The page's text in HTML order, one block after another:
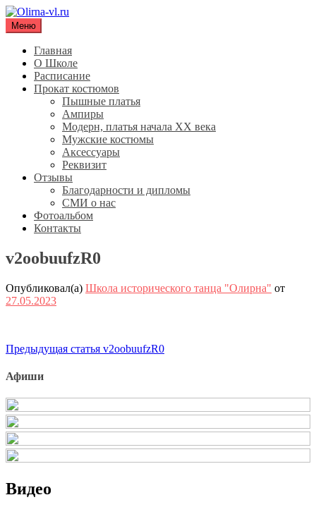
Перейти
содержимому
Olirna-vl.ru
Школа исторического танца "Олирна"
Меню
Главная
О Школе
Расписание
Прокат костюмов
Пышные платья
Ампиры
Модерн, платья начала XX века
Мужские костюмы
Аксессуары
Реквизит
Отзывы
Благодарности и дипломы
СМИ о нас
Фотоальбом
Контакты
v2oobuufzR0
Опубликовал(а) Школа исторического танца "Олирна" от
27.05.2023
Продолжить
чтение
Предыдущая статья v2oobuufzR0
Афиши
Видео